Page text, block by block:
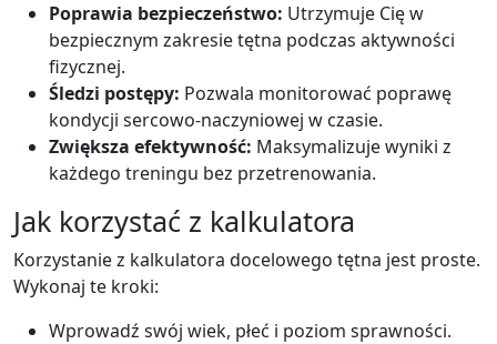
Poprawia bezpieczeństwo: Utrzymuje Cię w
bezpiecznym zakresie tętna podczas aktywności
fizycznej.
Śledzi postępy: Pozwala monitorować poprawę
kondycji sercowo-naczyniowej w czasie.
Zwiększa efektywność: Maksymalizuje wyniki z
każdego treningu bez przetrenowania.
Jak korzystać z kalkulatora
Korzystanie z kalkulatora docelowego tętna jest proste.
Wykonaj te kroki:
Wprowadź swój wiek, płeć i poziom sprawności.